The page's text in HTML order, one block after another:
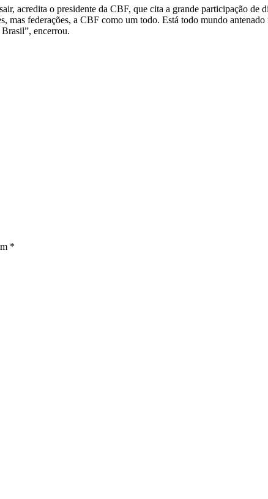
acredita o presidente da CBF, que cita a grande participação de
mas federações, a CBF como um todo. Está todo mundo
encerrou.
*